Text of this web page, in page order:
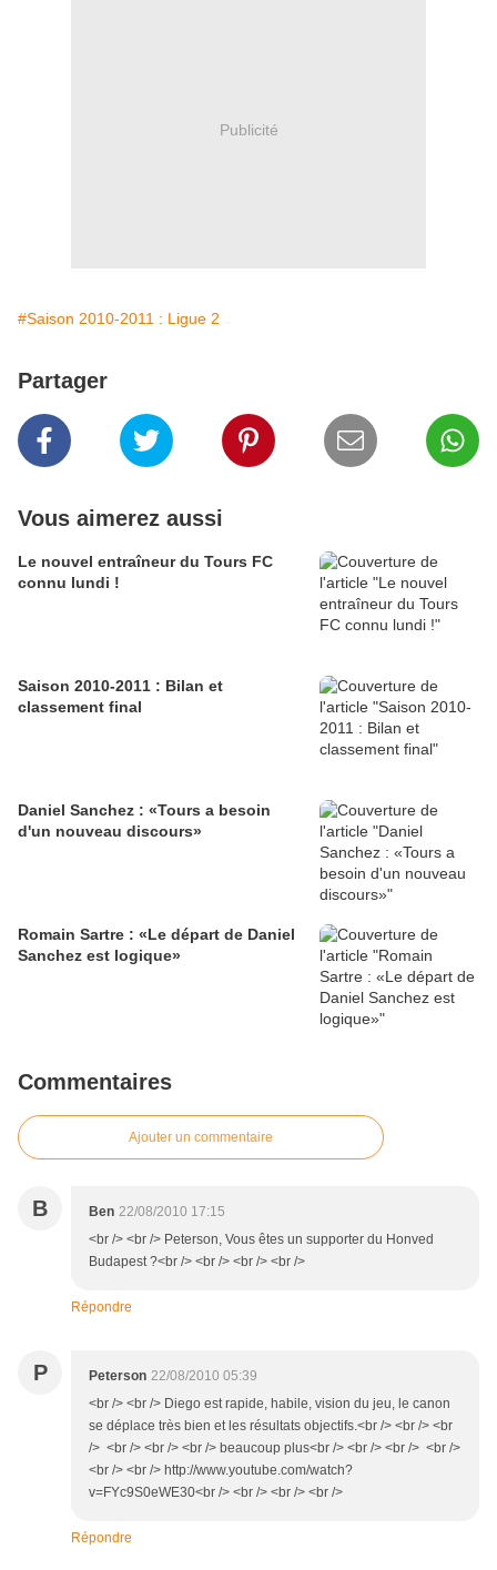
Publicité
#Saison 2010-2011 : Ligue 2
Partager
Vous aimerez aussi
Le nouvel entraîneur du Tours FC
connu lundi !
Saison 2010-2011 : Bilan et
classement final
Daniel Sanchez : «Tours a besoin
d'un nouveau discours»
Romain Sartre : «Le départ de Daniel
Sanchez est logique»
Commentaires
Ajouter un commentaire
B Ben 22/08/2010 17:15
<br /> <br /> Peterson, Vous êtes un supporter du Honved
Budapest ?<br /> <br /> <br /> <br />
Répondre
P Peterson 22/08/2010 05:39
<br /> <br /> Diego est rapide, habile, vision du jeu, le canon
se déplace très bien et les résultats objectifs.<br /> <br /> <br
/> <br /> <br /> <br /> beaucoup plus<br /> <br /> <br /> <br />
<br /> <br /> http://www.youtube.com/watch?
v=FYc9S0eWE30<br /> <br /> <br /> <br />
Répondre